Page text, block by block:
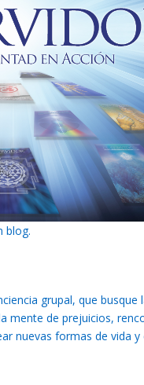
blog.
grupal, que busque
mente de prejuicios,
nuevas formas de vida y